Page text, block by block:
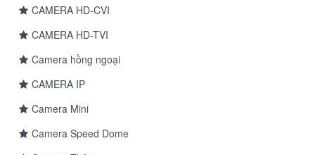
CAMERA HD-CVI
CAMERA HD-TVI
Camera hồng ngoại
CAMERA IP
Camera Mini
Camera Speed Dome